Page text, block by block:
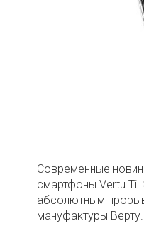
Современные
смартфоны Vertu Ti.
абсолютным
мануфактуры